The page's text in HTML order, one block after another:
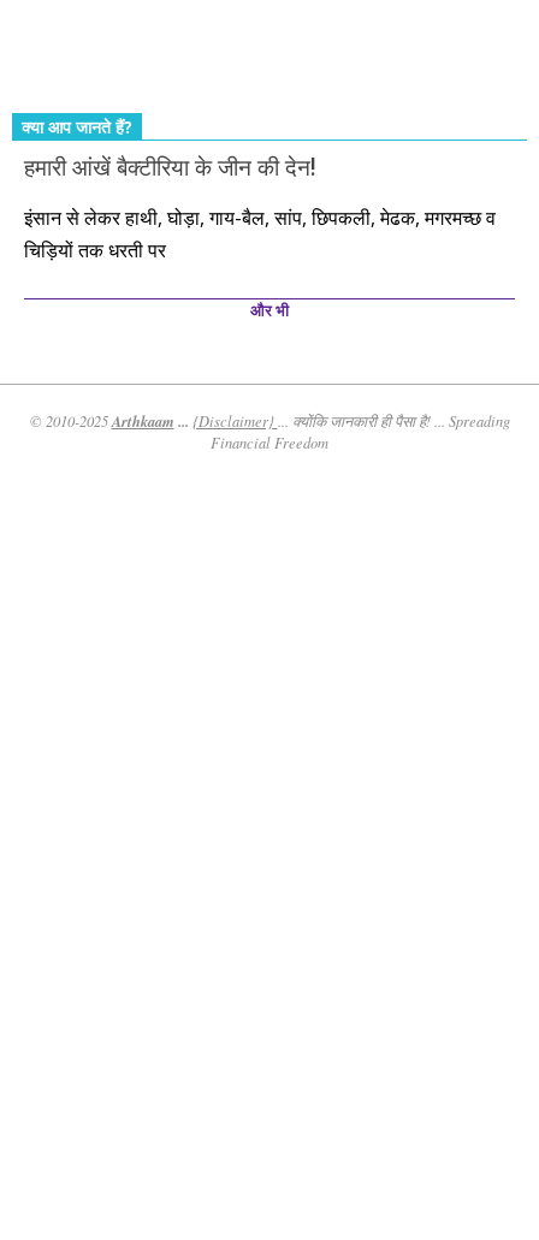
क्या आप जानते हैं?
हमारी आंखें बैक्टीरिया के जीन की देन!
इंसान से लेकर हाथी, घोड़ा, गाय-बैल, सांप, छिपकली, मेढक, मगरमच्छ व
चिड़ियों तक धरती पर
और भी
© 2010-2025Arthkaam ... {Disclaimer}
... क्योंकि जानकारी ही पैसा है! ... Spreading
Financial Freedom